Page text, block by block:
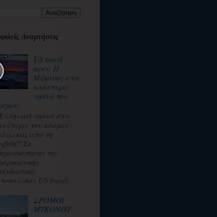
Αναρτήσεις
US travel
news: Η
Μύκονος στα
καλύτερα
νησιά του
Ελληνικά νησιά στα
του κόσμου -
και από τη
Σε
της
US travel...
ΔΡΟΜΟΙ
ΜΥΚΟΝΟΥ